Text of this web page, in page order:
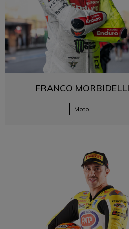
FRANCO MORBIDELLI
Moto